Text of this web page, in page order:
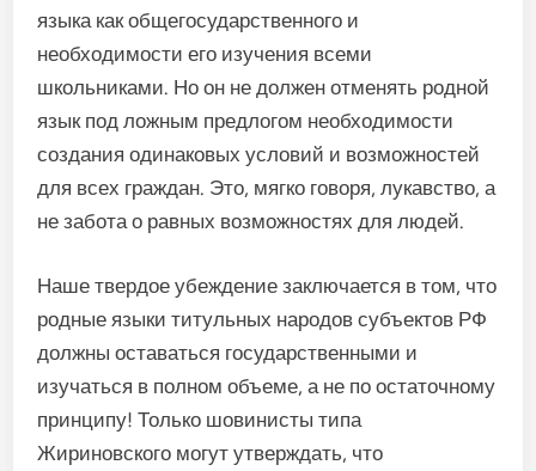
языка как общегосударственного и
необходимости его изучения всеми
школьниками. Но он не должен отменять родной
язык под ложным предлогом необходимости
создания одинаковых условий и возможностей
для всех граждан. Это, мягко говоря, лукавство, а
не забота о равных возможностях для людей.
Наше твердое убеждение заключается в том, что
родные языки титульных народов субъектов РФ
должны оставаться государственными и
изучаться в полном объеме, а не по остаточному
принципу! Только шовинисты типа
Жириновского могут утверждать, что